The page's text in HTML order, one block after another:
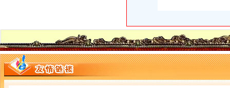
百业网_为企业,做推广
卫生执照公司_卫生执照厂家_公司黄页-阿里巴巴
2017年公司注册流程-法律快车公司法
重庆沙坪坝门户网
重庆--中国政协新闻网--人民网
2017年公司注册流程-法律快车公司法